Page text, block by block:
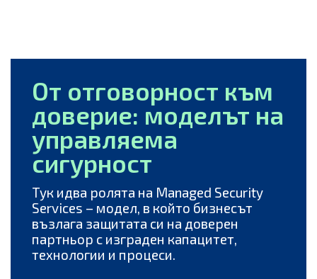
От отговорност към
доверие: моделът на
управляема
сигурност
Тук идва ролята на Managed Security
Services – модел, в който бизнесът
възлага защитата си на доверен
партньор с изграден капацитет,
технологии и процеси.